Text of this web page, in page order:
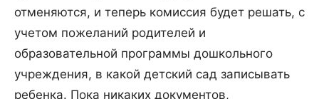
отменяются, и теперь комиссия будет решать, с
учетом пожеланий родителей и
образовательной программы дошкольного
учреждения, в какой детский сад записывать
ребенка. Пока никаких документов,